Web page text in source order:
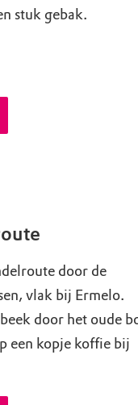
stuk gebak.
door de
vlak bij Ermelo.
door het oude
een kopje koffie bij